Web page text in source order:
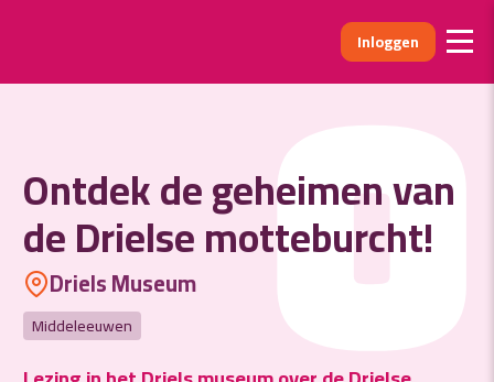
Inloggen
O
Ontdek de geheimen van
de Drielse motteburcht!
Driels Museum
Middeleeuwen